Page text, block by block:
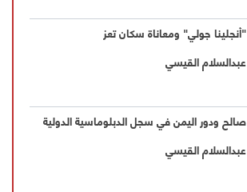
"أنجلينا جولي" ومعاناة سكان تعز
عبدالسلام القيسي
صالح ودور اليمن في سجل الدبلوماسية الدولية
عبدالسلام القيسي